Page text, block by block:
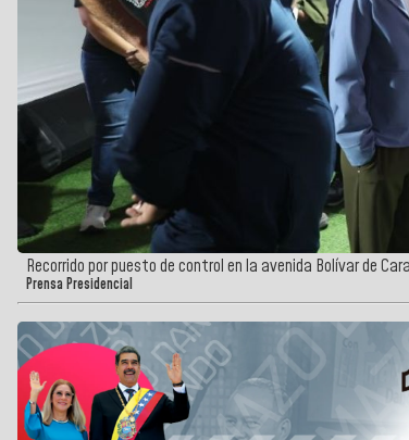
Recorrido por puesto de control en la avenida Bolívar de
Prensa Presidencial